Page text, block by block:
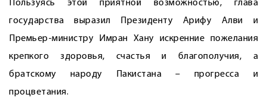
Пользуясь этой приятной возможностью, глава
государства выразил Президенту Арифу Алви и
Премьер-министру Имран Хану искренние пожелания
крепкого здоровья, счастья и благополучия, а
братскому народу Пакистана – прогресса и
процветания.